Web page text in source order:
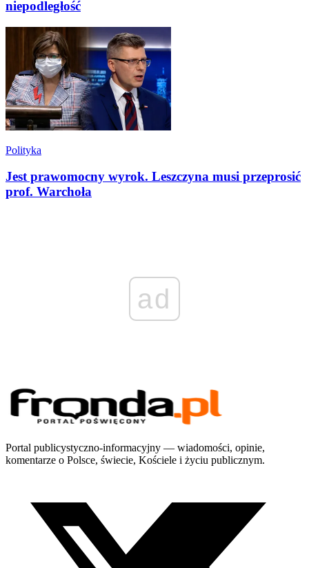
niepodległość
Polityka
Jest prawomocny wyrok. Leszczyna musi przeprosić
prof. Warchoła
ad
Portal publicystyczno-informacyjny — wiadomości, opinie,
komentarze o Polsce, świecie, Kościele i życiu publicznym.